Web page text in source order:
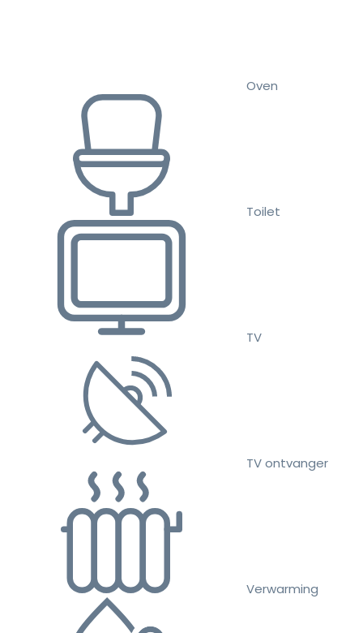
Oven
Toilet
TV
TV ontvanger
Verwarming